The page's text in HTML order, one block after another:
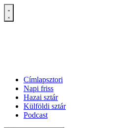
Címlapsztori
Napi friss
Hazai sztár
Külföldi sztár
Podcast